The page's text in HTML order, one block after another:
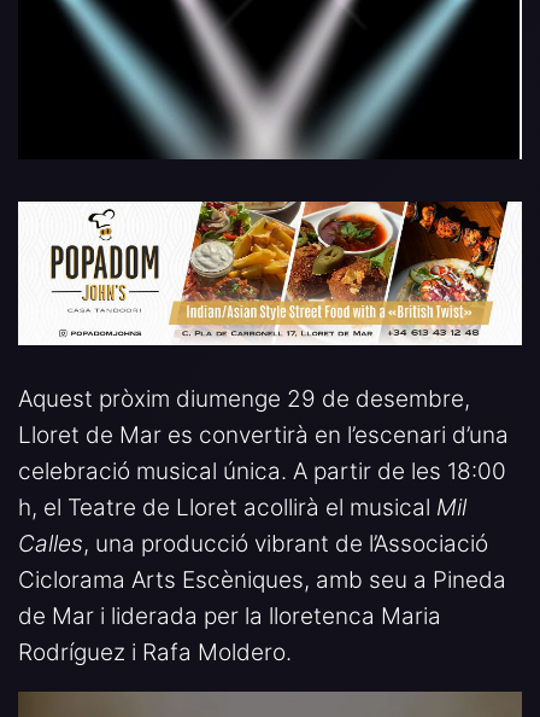
Aquest pròxim diumenge 29 de desembre,
Lloret de Mar es convertirà en l’escenari d’una
celebració musical única. A partir de les 18:00
h, el Teatre de Lloret acollirà el musical Mil
Calles, una producció vibrant de l’Associació
Ciclorama Arts Escèniques, amb seu a Pineda
de Mar i liderada per la lloretenca Maria
Rodríguez i Rafa Moldero.